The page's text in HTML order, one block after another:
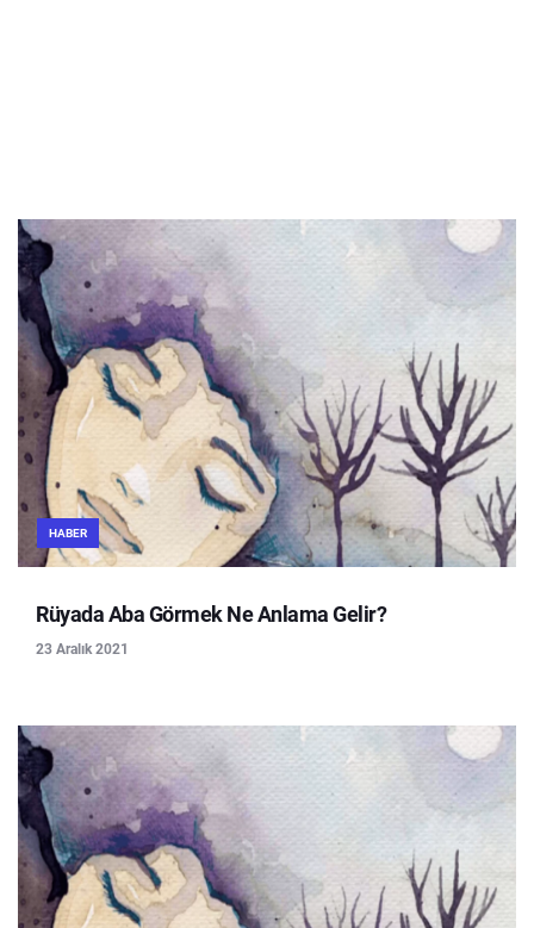
HABER
Rüyada Aba Görmek Ne Anlama Gelir?
23 Aralık 2021